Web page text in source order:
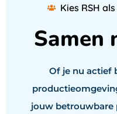
Kies RSH
Samen
Of je nu actief
jouw betrouwbare